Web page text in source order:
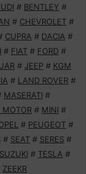
# BENTLEY #
# CHEVROLET #
CUPRA # DACIA #
# FIAT # FORD #
# JEEP # KGM
# LAND ROVER #
MASERATI #
MOTOR # MINI #
# PEUGEOT #
# SEAT # SERES #
SUZUKI # TESLA #
ZEEKR